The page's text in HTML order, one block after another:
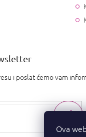
Ova
i poslat ćemo vam